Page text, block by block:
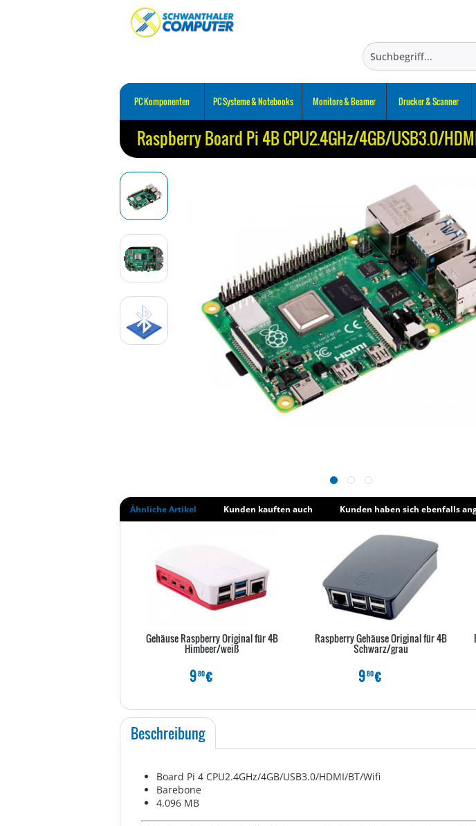
PC Komponenten PC Systeme & Notebooks Monitore & Beamer Drucker & Scanner
Raspberry Board Pi 4B CPU2.4GHz/4GB/USB3.0/
Ähnliche Artikel Kunden kauften auch Kunden haben sich ebenfalls
Gehäuse Raspberry Original für 4B
Himbeer/weiß
980€
Raspberry Gehäuse Original für 4B
Schwarz/grau
980€
Beschreibung
Board Pi 4 CPU2.4GHz/4GB/USB3.0/HDMI/BT/Wifi
Barebone
4.096 MB